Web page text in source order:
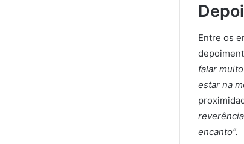
Entre os
falar
estar na
reverência
encanto”.